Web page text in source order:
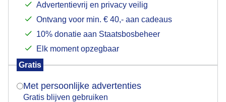
Advertentievrij en privacy veilig
Ontvang voor min. € 40,- aan cadeaus
10% donatie aan Staatsbosbeheer
Elk moment opzegbaar
Gratis
Met persoonlijke advertenties
Gratis blijven gebruiken
Indien je hier nog geen akkoord op hebt gegeven,
verschijnt er zo een pop-up uit je browser waarin
Is goed, toon de popup